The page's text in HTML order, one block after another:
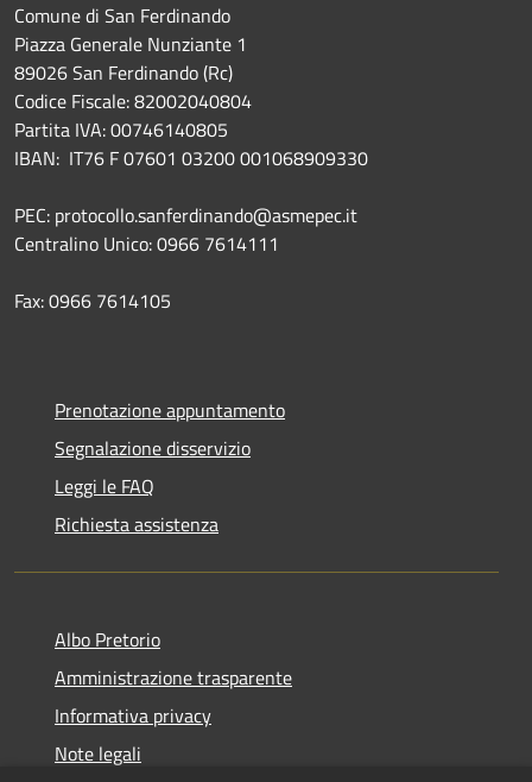
Comune di San Ferdinando
Piazza Generale Nunziante 1
89026 San Ferdinando (Rc)
Codice Fiscale: 82002040804
Partita IVA: 00746140805
IBAN: IT76 F 07601 03200 001068909330
PEC: protocollo.sanferdinando@asmepec.it
Centralino Unico: 0966 7614111
Fax: 0966 7614105
Prenotazione appuntamento
Segnalazione disservizio
Leggi le FAQ
Richiesta assistenza
Albo Pretorio
Amministrazione trasparente
Informativa privacy
Note legali